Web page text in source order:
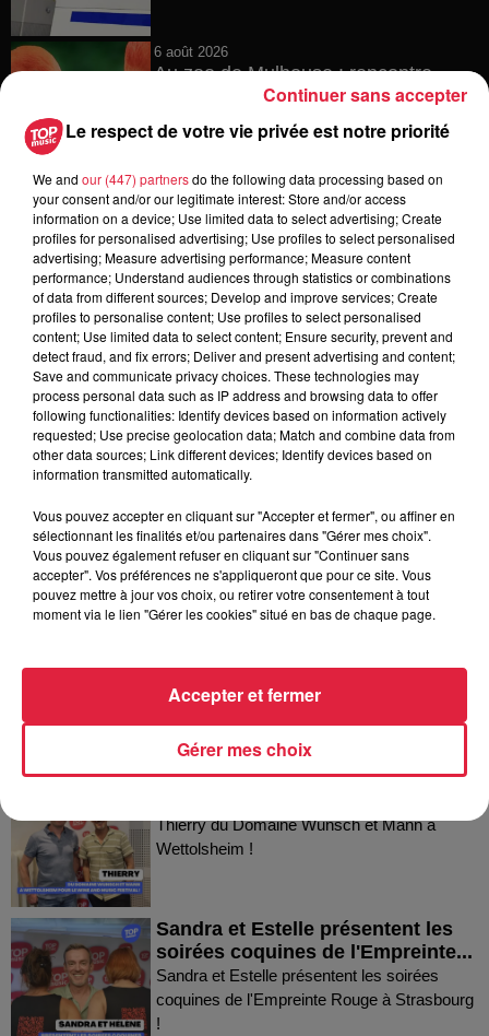
6 août 2026
Au zoo de Mulhouse : rencontre
avec les flamants rouges
6 août 2026
Les dernières infos sur la venue du
pape à Metz en septembre
5 août 2026
Europa-Park : des précisons sur
l’après Euro-Mir
Dans la même série
Fanny nous présente le festival
Fanny nous présente le festival Festimania !
Thierry du Domaine Wunsch et
Thierry du Domaine Wunsch et Mann à
Wettolsheim !
Sandra et Estelle présentent les
soirées coquines de l'Empreinte...
Sandra et Estelle présentent les soirées
coquines de l'Empreinte Rouge à Strasbourg
!
Le respect de votre vie privée est notre priorité
We and our (447) partnersdo the following data processing based on
your consent and/or our legitimate interest: Store and/or access
information on a device; Use limited data to select advertising; Create
profiles for personalised advertising; Use profiles to select personalised
advertising; Measure advertising performance; Measure content
performance; Understand audiences through statistics or combinations
of data from different sources; Develop and improve services; Create
profiles to personalise content; Use profiles to select personalised
content; Use limited data to select content; Ensure security, prevent and
detect fraud, and fix errors; Deliver and present advertising and content;
Save and communicate privacy choices. These technologies may
process personal data such as IP address and browsing data to offer
following functionalities: Identify devices based on information actively
requested; Use precise geolocation data; Match and combine data from
other data sources; Link different devices; Identify devices based on
information transmitted automatically.
Vous pouvez accepter en cliquant sur "Accepter et fermer", ou affiner en
sélectionnant les finalités et/ou partenaires dans "Gérer mes choix".
Vous pouvez également refuser en cliquant sur "Continuer sans
accepter". Vos préférences ne s'appliqueront que pour ce site. Vous
pouvez mettre à jour vos choix, ou retirer votre consentement à tout
moment via le lien "Gérer les cookies" situé en bas de chaque page.
Gérer mes choix
Accepter et fermer
Continuer sans accepter